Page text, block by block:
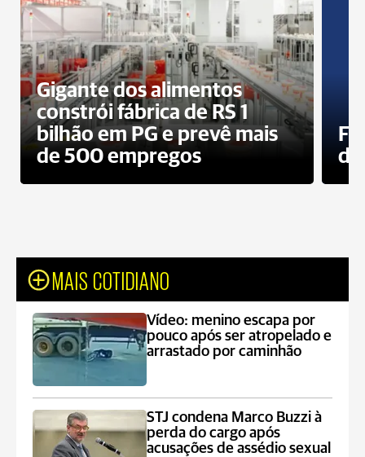
Gigante dos alimentos
constrói fábrica de RS 1
bilhão em PG e prevê mais
de 500 empregos
MAIS COTIDIANO
Vídeo: menino escapa por
pouco após ser atropelado e
arrastado por caminhão
STJ condena Marco Buzzi à
perda do cargo após
acusações de assédio sexual